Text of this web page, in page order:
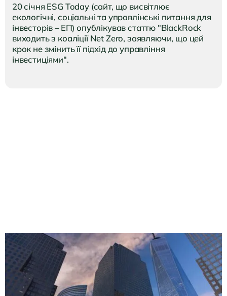
20 січня ESG Today (сайт, що висвітлює
екологічні, соціальні та управлінські питання для
інвесторів – ЕП) опублікував статтю "BlackRock
виходить з коаліції Net Zero, заявляючи, що цей
крок не змінить її підхід до управління
інвестиціями".